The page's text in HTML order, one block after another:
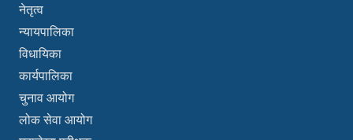
नेतृत्व
न्यायपालिका
विधायिका
कार्यपालिका
चुनाव आयोग
लोक सेवा आयोग